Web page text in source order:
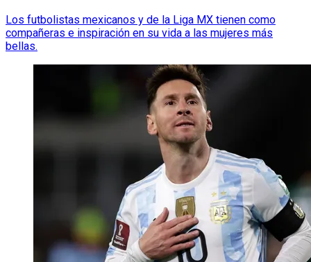
Los futbolistas mexicanos y de la Liga MX tienen como
compañeras e inspiración en su vida a las mujeres más
bellas.